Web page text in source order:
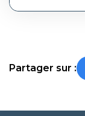
Partager sur :